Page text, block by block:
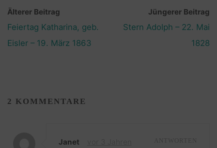
Älterer Beitrag
Feiertag Katharina, geb.
Eisler – 19. März 1863
Jüngerer Beitrag
Stern Adolph – 22. Mai
1828
2 KOMMENTARE
Janet